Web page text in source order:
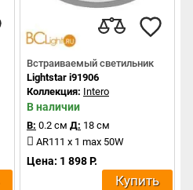
Встраиваемый светильник
Lightstar i91906
Коллекция: Intero
В наличии
В: 0.2 см Д: 18 см
AR111 x 1 max 50W
Цена: 1 898 Р.
Купить